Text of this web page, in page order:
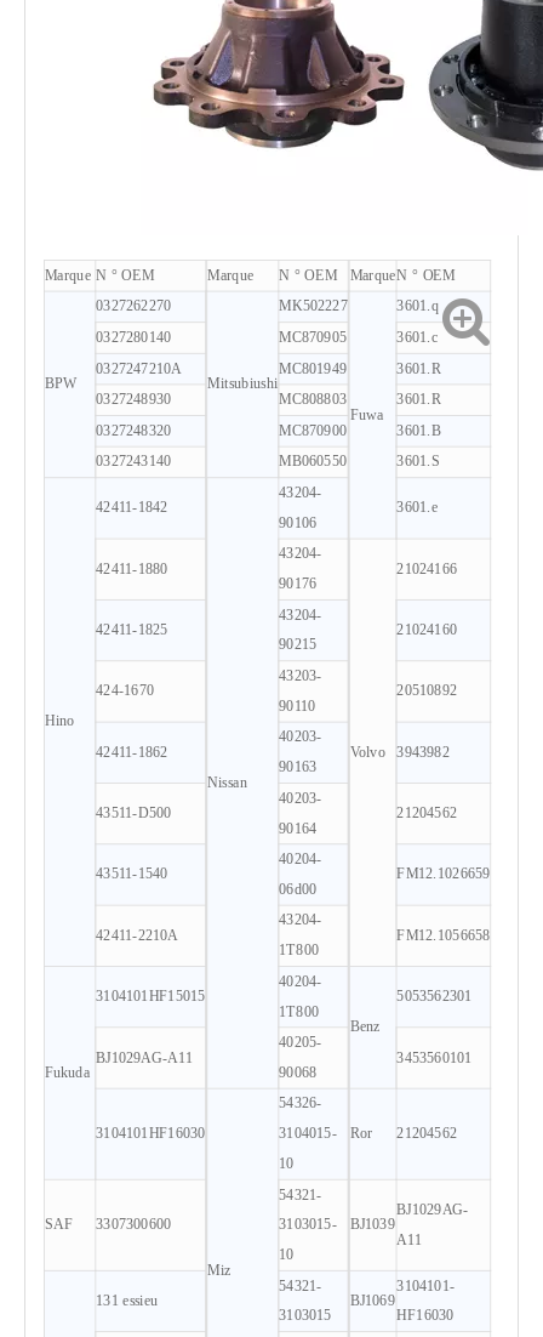
Marque N ° OEM Marque N ° OEM MarqueN ° OEM
BPW
0327262270
Mitsubiushi
MK502227
Fuwa
3601.q
0327280140 MC870905 3601.c
0327247210A MC801949
3601.R
0327248930
MC808803 3601.R
0327248320 MC870900 3601.B
0327243140 MB060550 3601.S
Hino
42411-1842
Nissan
43204-
90106
3601.e
42411-1880
43204-
90176
Volvo
21024166
42411-1825
43204-
90215
21024160
424-1670
43203-
90110
20510892
42411-1862
40203-
90163
3943982
43511-D500
40203-
90164
21204562
43511-1540
40204-
06d00
FM12.1026659
42411-2210A
43204-
1T800
FM12.1056658
Fukuda
3104101HF15015
40204-
1T800
Benz
5053562301
BJ1029AG-A11
40205-
90068
3453560101
3104101HF16030
Miz
54326-
3104015-
10
Ror 21204562
SAF 3307300600
54321-
3103015-
10
BJ1039
BJ1029AG-
A11
131 essieu
54321-
3103015
BJ1069
3104101-
HF16030